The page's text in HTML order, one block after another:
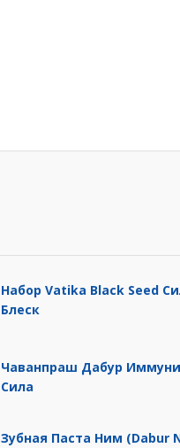
Набор Vatika Black Seed
Блеск
Чаванпраш Дабур
Сила
Зубная Паста Ним (Dabur